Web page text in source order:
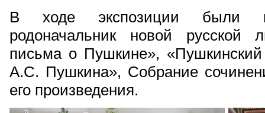
В ходе экспозиции были
родоначальник новой русской
письма о Пушкине»,
А.С. Пушкина», Собрание
его произведения.